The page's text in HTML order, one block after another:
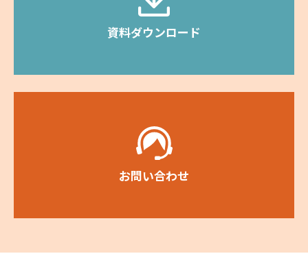
資料ダウンロード
お問い合わせ